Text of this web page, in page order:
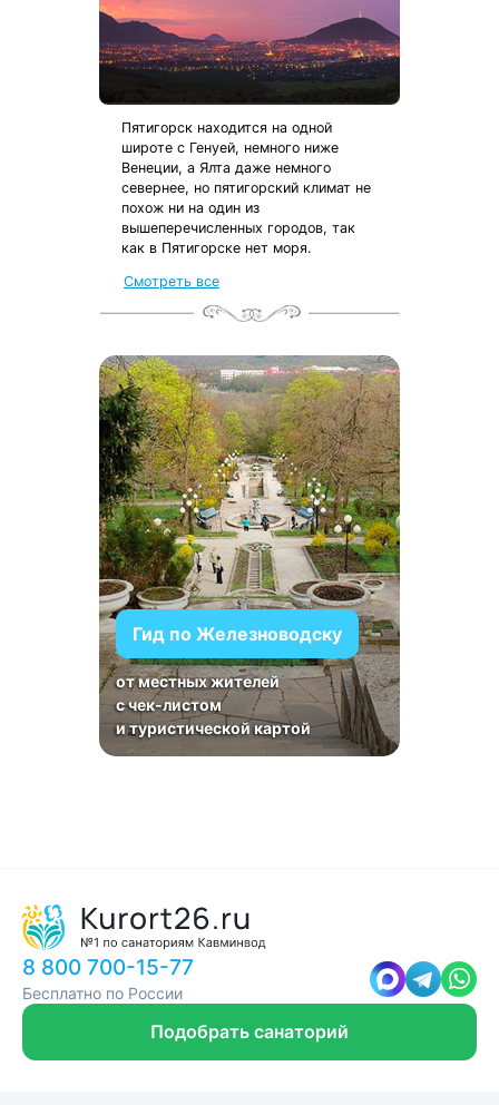
Пятигорск находится на одной
широте с Генуей, немного ниже
Венеции, а Ялта даже немного
севернее, но пятигорский климат не
похож ни на один из
вышеперечисленных городов, так
как в Пятигорске нет моря.
Смотреть все
Гид по Железноводску
от местных жителей
с чек-листом
и туристической картой
8 800 700-15-77
Бесплатно по России
Подобрать санаторий